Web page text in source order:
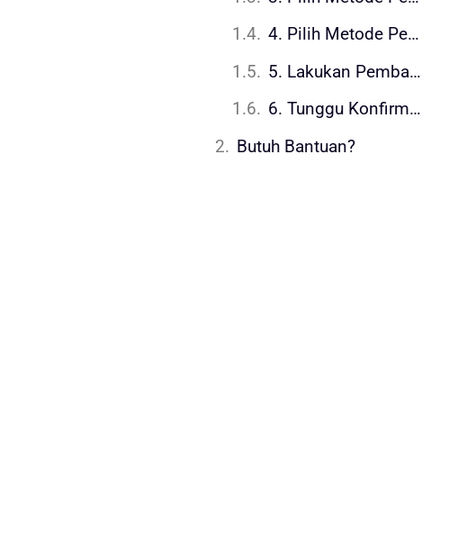
4. Pilih Metode Pembayaran
5. Lakukan Pembayaran
6. Tunggu Konfirmasi & Pengiriman
Butuh Bantuan?